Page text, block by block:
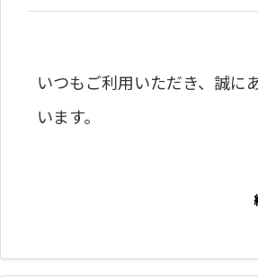
いつもご利用いただき、誠に
います。